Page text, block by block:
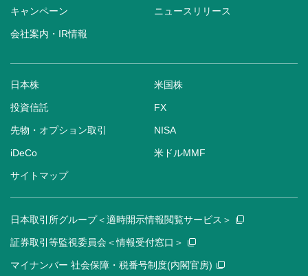
キャンペーン ニュースリリース
会社案内・IR情報
日本株 米国株
投資信託 FX
先物・オプション取引 NISA
iDeCo 米ドルMMF
サイトマップ
日本取引所グループ＜適時開示情報閲覧サービス＞
証券取引等監視委員会＜情報受付窓口＞
マイナンバー 社会保障・税番号制度(内閣官房)